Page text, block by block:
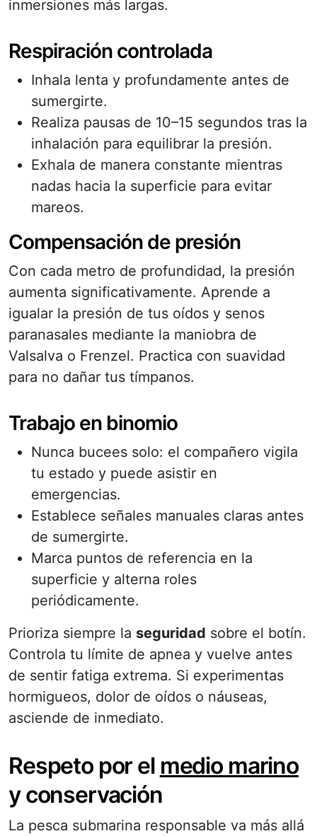
inmersiones más largas.
Respiración controlada
Inhala lenta y profundamente antes de
sumergirte.
Realiza pausas de 10–15 segundos tras la
inhalación para equilibrar la presión.
Exhala de manera constante mientras
nadas hacia la superficie para evitar
mareos.
Compensación de presión
Con cada metro de profundidad, la presión
aumenta significativamente. Aprende a
igualar la presión de tus oídos y senos
paranasales mediante la maniobra de
Valsalva o Frenzel. Practica con suavidad
para no dañar tus tímpanos.
Trabajo en binomio
Nunca bucees solo: el compañero vigila
tu estado y puede asistir en
emergencias.
Establece señales manuales claras antes
de sumergirte.
Marca puntos de referencia en la
superficie y alterna roles
periódicamente.
Prioriza siempre la seguridad sobre el botín.
Controla tu límite de apnea y vuelve antes
de sentir fatiga extrema. Si experimentas
hormigueos, dolor de oídos o náuseas,
asciende de inmediato.
Respeto por el medio marino
y conservación
La pesca submarina responsable va más allá